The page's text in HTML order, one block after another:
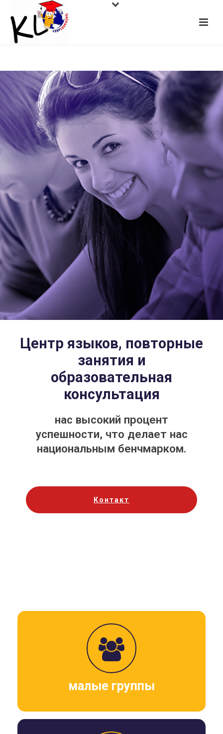
Центр языков, повторные
занятия и
образовательная
консультация
нас высокий процент
успешности, что делает нас
национальным бенчмарком.
Контакт
малые группы